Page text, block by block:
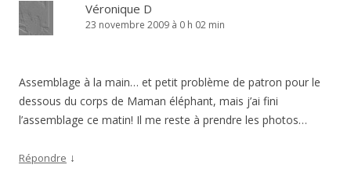
Véronique D
23 novembre 2009 à 0 h 02 min
Assemblage à la main… et petit problème de patron pour le
dessous du corps de Maman éléphant, mais j’ai fini
l’assemblage ce matin! Il me reste à prendre les photos…
Répondre ↓